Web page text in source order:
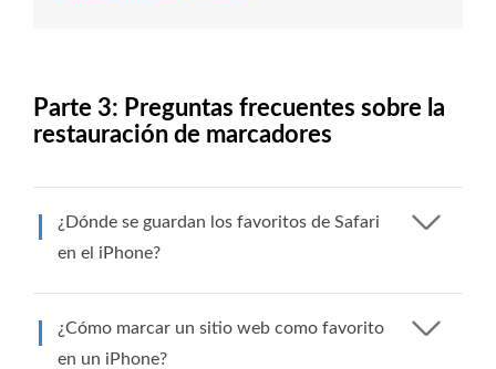
Parte 3: Preguntas frecuentes sobre la
restauración de marcadores
¿Dónde se guardan los favoritos de Safari
en el iPhone?
¿Cómo marcar un sitio web como favorito
en un iPhone?